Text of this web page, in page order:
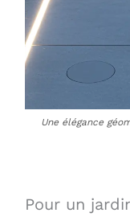
Une élégance
Pour un